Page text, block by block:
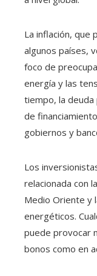
La inflación, que
algunos países,
foco de
energía y las
tiempo, la
de
gobiernos y
Los
relacionada con
Medio Oriente y
energéticos.
puede provocar
bonos como en